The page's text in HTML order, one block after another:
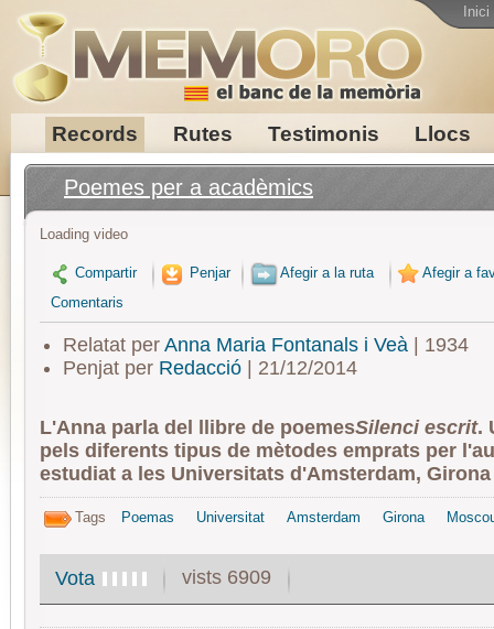
Records Rutes Testimonis Llocs
Inici
Poemes per a acadèmics
Loading video
Compartir Penjar Afegir a la ruta
Afegir a
Comentaris
Relatat per Anna Maria Fontanals i Veà| 1934
Penjat per Redacció| 21/12/2014
L'Anna parla del llibre de poemesSilenci escrit.
pels diferents tipus de mètodes emprats per
estudiat a les Universitats d'Amsterdam,
Tags Poemas Universitat Amsterdam Girona
Vota vists 6909